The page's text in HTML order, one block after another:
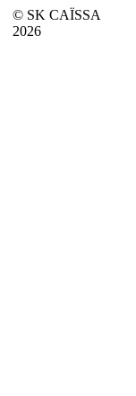
© SK CAÏSSA
2026